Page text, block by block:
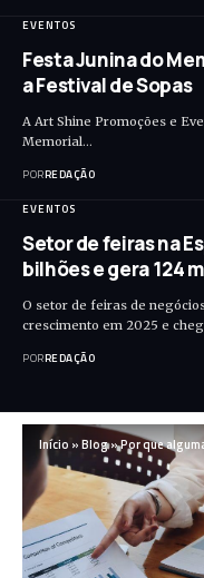
EVENTOS
Festa Junina do
a Festival de Sopas
A Art Shine Promoções e
Memorial…
PORREDAÇÃO
EVENTOS
Setor de feiras na
bilhões e gera 124
O setor de feiras de
crescimento em 2025 e
PORREDAÇÃO
Início »Blog»Por que